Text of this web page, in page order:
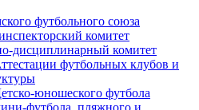
футбольного союза
комитет
дисциплинарный комитет
футбольных клубов и
юношеского футбола
футбола, пляжного и